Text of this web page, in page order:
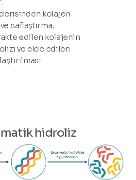
derisinden kolajen
saflaştırma,
edilen kolajenin
ve elde edilen
hidroliz